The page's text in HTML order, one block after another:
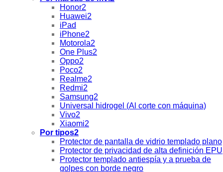
Honor2
Huawei2
iPad
iPhone2
Motorola2
One Plus2
Oppo2
Poco2
Realme2
Redmi2
Samsung2
Universal hidrogel (Al corte con máquina)
Vivo2
Xiaomi2
Por tipos2
Protector de pantalla de vidrio templado plano
Protector de privacidad de alta definición EPU
Protector templado antiespía y a prueba de
golpes con borde negro